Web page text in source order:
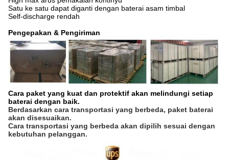
Satu ke satu dapat diganti dengan baterai asam timbal
Self-discharge rendah
Pengepakan & Pengiriman
Cara paket yang kuat dan protektif akan melindungi setiap
baterai dengan baik.
Berdasarkan cara transportasi yang berbeda, paket baterai
akan disesuaikan.
Cara transportasi yang berbeda akan dipilih sesuai dengan
kebutuhan pelanggan.